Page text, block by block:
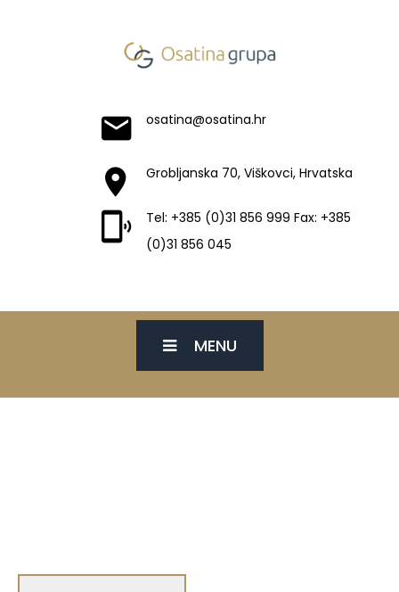
osatina@osatina.hr
Grobljanska 70, Viškovci, Hrvatska
Tel: +385 (0)31 856 999 Fax: +385
(0)31 856 045
MENU